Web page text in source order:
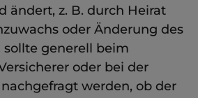
ändert, z. B. durch Heirat
oder Änderung des
sollte generell beim
oder bei der
werden, ob der